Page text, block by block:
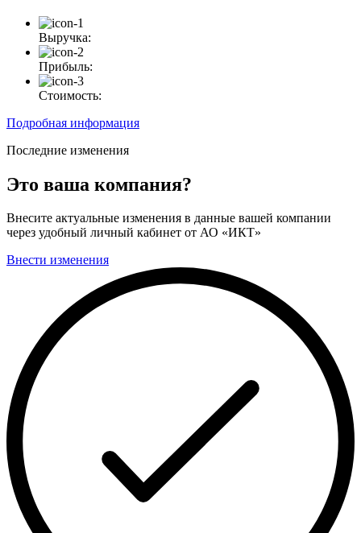
Выручка:
Прибыль:
Стоимость:
Подробная информация
Последние изменения
Это ваша компания?
Внесите актуальные изменения в данные вашей компании
через удобный личный кабинет от АО «ИКТ»
Внести изменения